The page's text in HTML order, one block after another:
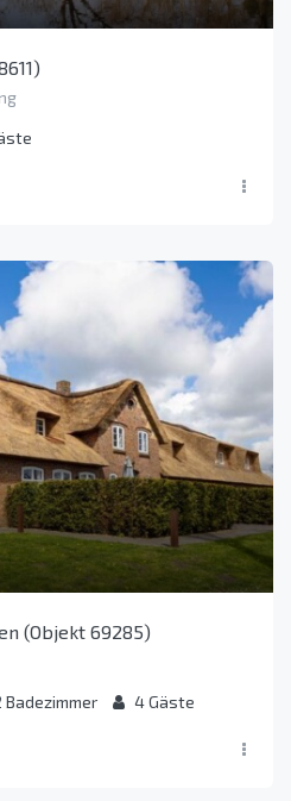
(Objekt 69285)
Badezimmer 4Gäste